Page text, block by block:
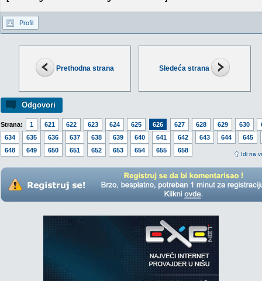
Prethodna strana Sledeća strana
Odgovori
Strana: 1 621 622 623 624 625 626 627 628 629 630
634
635 636 637 638 639 640 641 642 643 644
645
648
649 650 651 652 653 654 655 658
Idi na
Profil